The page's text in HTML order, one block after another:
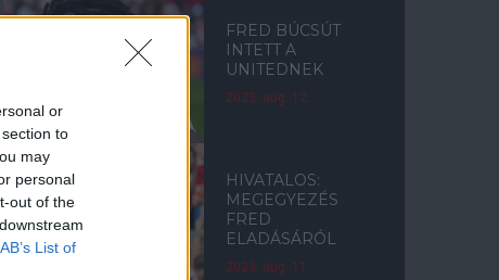
or
to
may
personal
out of the
List of
FRED BÚCSÚT
INTETT A
UNITEDNEK
2023. aug. 12.
HIVATALOS:
MEGEGYEZÉS
FRED
ELADÁSÁRÓL
2023. aug. 11.